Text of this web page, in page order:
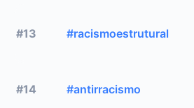
#13 #racismoestrutural
#14 #antirracismo